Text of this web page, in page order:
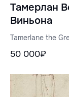
Тамерлан
Виньона
Tamerlane the
50 000₽